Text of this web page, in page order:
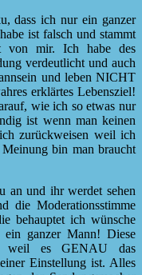
dass ich nur ein ganzer
ist falsch und stammt
von mir. Ich habe des
verdeutlicht und auch
und leben NICHT
erklärtes Lebensziel!
wie ich so etwas nur
ist wenn man keinen
zurückweisen weil ich
bin man braucht
an und ihr werdet sehen
die Moderationsstimme
behauptet ich wünsche
ganzer Mann! Diese
weil es GENAU das
Einstellung ist. Alles